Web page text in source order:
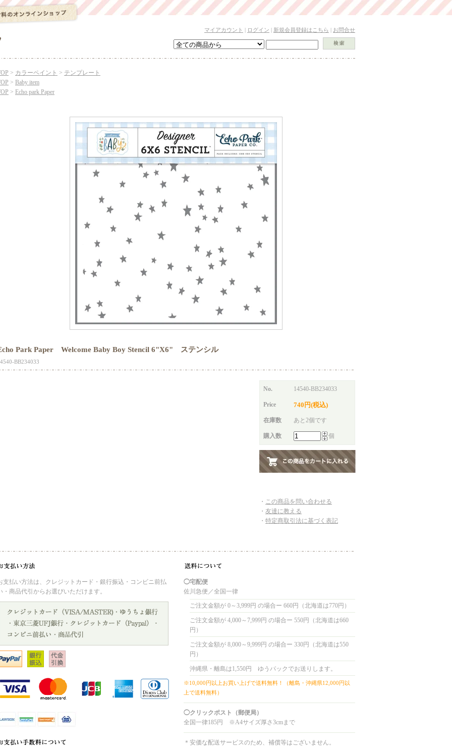
マイアカウント | ログイン | 新規会員登録はこちら | お問合せ
> カラーペイント > テンプレート
> Baby item
> Echo park Paper
Park Paper Welcome Baby Boy Stencil 6"X6" ステンシル
BB234033
No. 14540-BB234033
Price 740円(税込)
在庫数 あと2個です
購入数 個
・ この商品を問い合わせる
・ 友達に教える
・ 特定商取引法に基づく表記
支払い方法は、クレジットカード・銀行振込・コンビニ前払
・商品代引からお選びいただけます。
◯宅配便
佐川急便／全国一律
ご注文金額が 0～3,999円 の場合ー 660円（北海道は770円）
ご注文金額が 4,000～7,999円 の場合ー 550円（北海道は660
円）
ご注文金額が 8,000～9,999円 の場合ー 330円（北海道は550
円）
沖縄県・離島は1,550円 ゆうパックでお送りします。
※10,000円以上お買い上げで送料無料！（離島・沖縄県12,000円以
上で送料無料）
◯クリックポスト（郵便局）
全国一律185円 ※A4サイズ厚さ3cmまで
＊安価な配送サービスのため、補償等はございません。